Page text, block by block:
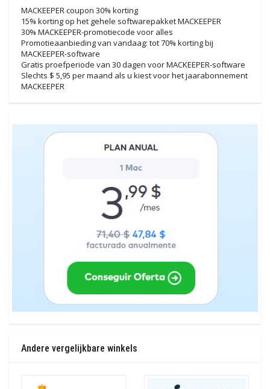
MACKEEPER coupon 30% korting
15% korting op het gehele softwarepakket MACKEEPER
30% MACKEEPER-promotiecode voor alles
Promotieaanbieding van vandaag: tot 70% korting bij
MACKEEPER-software
Gratis proefperiode van 30 dagen voor MACKEEPER-software
Slechts $ 5,95 per maand als u kiest voor het jaarabonnement
MACKEEPER
Andere vergelijkbare winkels